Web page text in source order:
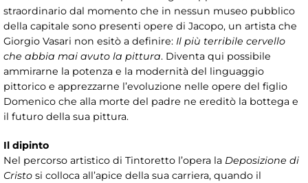
straordinario dal momento che in nessun museo pubblico
della capitale sono presenti opere di Jacopo, un artista che
Giorgio Vasari non esitò a definire: Il più terribile cervello
che abbia mai avuto la pittura. Diventa qui possibile
ammirarne la potenza e la modernità del linguaggio
pittorico e apprezzarne l’evoluzione nelle opere del figlio
Domenico che alla morte del padre ne ereditò la bottega e
il futuro della sua pittura.
Il dipinto
Nel percorso artistico di Tintoretto l’opera la Deposizione di
Cristo si colloca all’apice della sua carriera, quando il